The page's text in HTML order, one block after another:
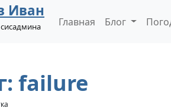
Иван
Главная Блог
failure